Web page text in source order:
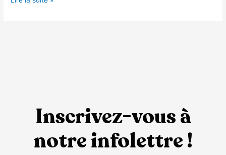
Inscrivez-vous à
notre infolettre !